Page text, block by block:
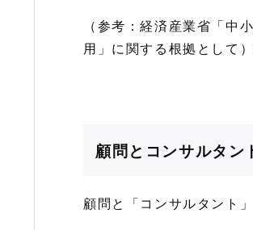
（参考：経済産業省「中
用」に関する根拠として）
顧問とコンサルタン
顧問と「コンサルタント